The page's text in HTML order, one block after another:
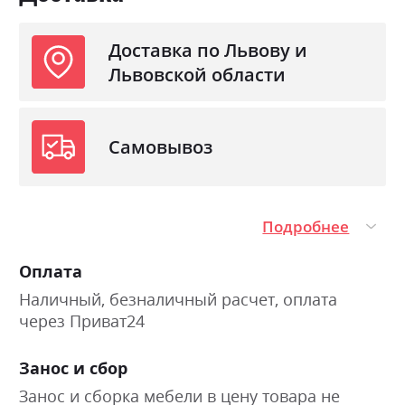
Доставка по Львову и
Львовской области
Самовывоз
Подробнее
Оплата
Наличный, безналичный расчет, оплата
через Приват24
Занос и сбор
Занос и сборка мебели в цену товара не